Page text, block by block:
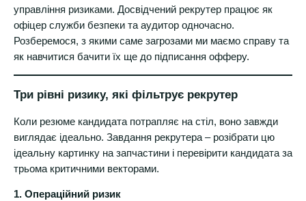
управління ризиками. Досвідчений рекрутер працює як
офіцер служби безпеки та аудитор одночасно.
Розберемося, з якими саме загрозами ми маємо справу та
як навчитися бачити їх ще до підписання офферу.
Три рівні ризику, які фільтрує рекрутер
Коли резюме кандидата потрапляє на стіл, воно завжди
виглядає ідеально. Завдання рекрутера – розібрати цю
ідеальну картинку на запчастини і перевірити кандидата за
трьома критичними векторами.
1. Операційний ризик